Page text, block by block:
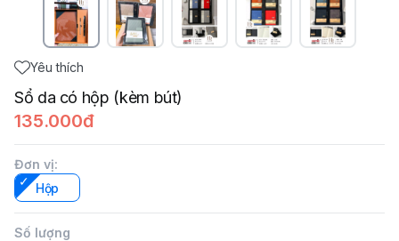
Yêu thích
Sổ da có hộp (kèm bút)
135.000đ
Đơn vị:
Hộp
Số lượng